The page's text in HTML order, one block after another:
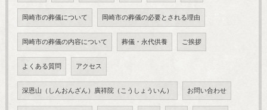
岡崎市の葬儀について 岡崎市の葬儀の必要とされる理由
岡崎市の葬儀の内容について 葬儀・永代供養 ご挨拶
よくある質問 アクセス
深恩山（しんおんざん）廣祥院（こうしょういん） お問い合わせ